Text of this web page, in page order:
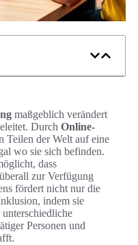
maßgeblich verändert
Durch Online-
Teilen der Welt auf eine
wo sie sich befinden.
dass
zur Verfügung
fördert nicht nur die
indem sie
Personen und